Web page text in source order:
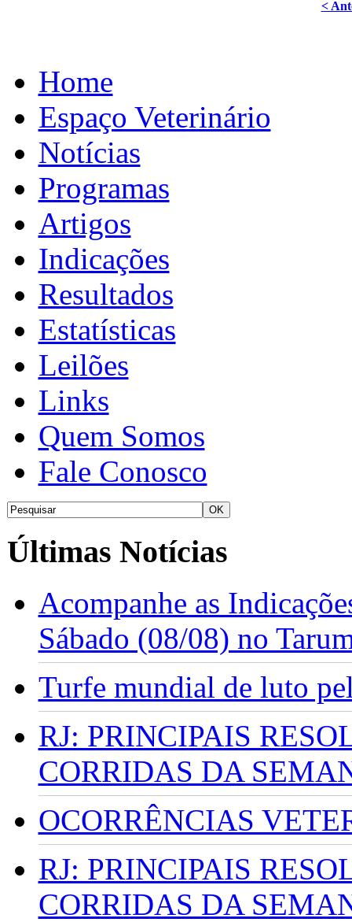
<
Home
Espaço Veterinário
Notícias
Programas
Artigos
Indicações
Resultados
Estatísticas
Leilões
Links
Quem Somos
Fale Conosco
Últimas Notícias
Acompanhe as
Sábado (08/08) no
Turfe mundial de luto
RJ: PRINCIPAIS
CORRIDAS DA
OCORRÊNCIAS
RJ: PRINCIPAIS
CORRIDAS DA